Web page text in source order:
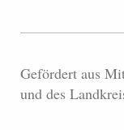
Gefördert aus
und des